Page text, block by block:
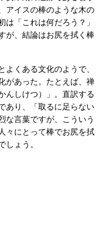
アイスの棒のような木の
は「これは何だろう？」
が、結論はお尻を拭く棒
よくある文化のようで、
があった。たとえば、禅
んしけつ）」。直訳する
あり、「取るに足らない
な言葉ですが、こういう
々にとって棒でお尻を拭
しょう。